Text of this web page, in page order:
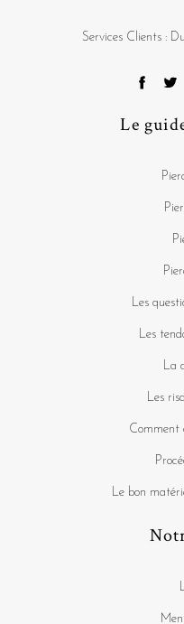
Services Clients :
Le
Les
Les
La
Les
Comment
Le bon